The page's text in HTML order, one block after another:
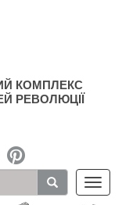
КОМПЛЕКС
РЕВОЛЮЦІЇ